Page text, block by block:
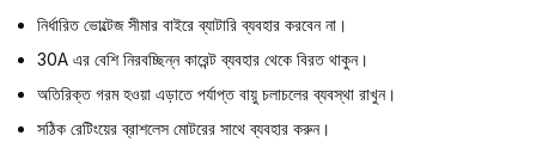
নির্ধারিত ভোল্টেজ সীমার বাইরে ব্যাটারি ব্যবহার করবেন না।
30A এর বেশি নিরবচ্ছিন্ন কারেন্ট ব্যবহার থেকে বিরত থাকুন।
অতিরিক্ত গরম হওয়া এড়াতে পর্যাপ্ত বায়ু চলাচলের ব্যবস্থা রাখুন।
সঠিক রেটিংয়ের ব্রাশলেস মোটরের সাথে ব্যবহার করুন।